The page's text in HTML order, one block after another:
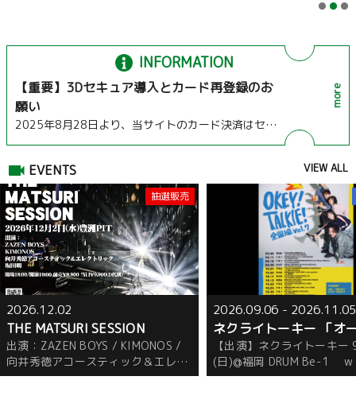
INFORMATION
【重要】3Dセキュア導入とカード再登録のお
願い
2025年8月28日より、当サイトのカード決済はセキ
この変更に伴い、今後のご利用にあたり、お手数で
すが、あらためて3Dセキュア対応カードを再登録し
てください。
また、万一、お客様のアカウントに以前のカード情
報が残っている場合は、そのままでは3Dセキュアの
認証が行えず、先着購入や抽選申込時にエラーとな
る可能性があります。その際は必ずカード情報を削
除し、新しく3Dセキュア対応カードを再登録してく
ださい。
快適にご利用いただくため、事前に3Dセキュア対応
カードを登録していただくことをおすすめします。
more
EVENTS VIEW ALL
抽選販売
2026.12.02
THE MATSURI SESSION
出演：ZAZEN BOYS / KIMONOS /
向井秀徳アコースティック＆エレク
トリック / 坂田明 ※ドリンク代別途
2026.09.06 - 2026.11.05
ネクライトーキー 「オ
ーキー全国編 vol.7」
【出演】ネクライトーキー
(日)@福岡 DRUM Be-1 w
TE HOTDOGS 9月11日(金)@神奈川